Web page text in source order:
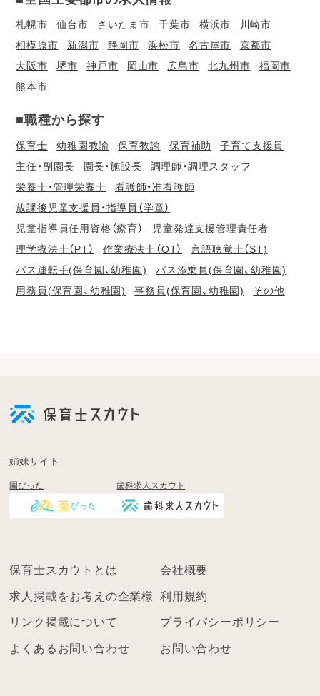
札幌市 仙台市 さいたま市 千葉市 横浜市
川崎市
相模原市
新潟市 静岡市 浜松市 名古屋市
京都市
大阪市
堺市 神戸市 岡山市 広島市 北九州市
福岡市
熊本市
■職種から探す
保育士 幼稚園教諭 保育教諭 保育補助
子育て支援員
主任・副園長
園長・施設長
調理師・調理スタッフ
栄養士・管理栄養士
看護師・准看護師
放課後児童支援員・指導員（学童）
児童指導員任用資格（療育）
児童発達支援管理責任者
理学療法士（PT）
作業療法士（OT）
言語聴覚士（ST)
バス運転手(保育園、幼稚園)
バス添乗員(保育園、幼稚園)
用務員(保育園、幼稚園)
事務員(保育園、幼稚園) その他
登
く
ン
姉妹サイト
園ぴった 歯科求人スカウト
保育士スカウトとは 会社概要
求人掲載をお考えの企業様 利用規約
リンク掲載について プライバシーポリシー
よくあるお問い合わせ お問い合わせ